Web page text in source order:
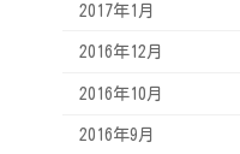
2017年1月
2016年12月
2016年10月
2016年9月